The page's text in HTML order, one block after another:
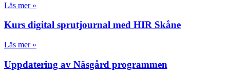
Läs mer »
Kurs digital sprutjournal med HIR Skåne
Läs mer »
Uppdatering av Näsgård programmen